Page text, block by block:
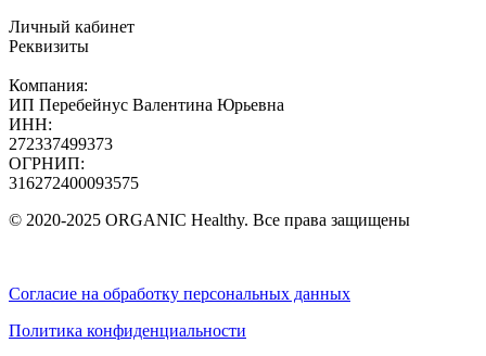
Личный кабинет
Реквизиты
Компания:
ИП Перебейнус Валентина Юрьевна
ИНН:
272337499373
ОГРНИП:
316272400093575
© 2020-2025 ORGANIC Healthy. Все права защищены
Согласие на обработку персональных данных
Политика конфиденциальности